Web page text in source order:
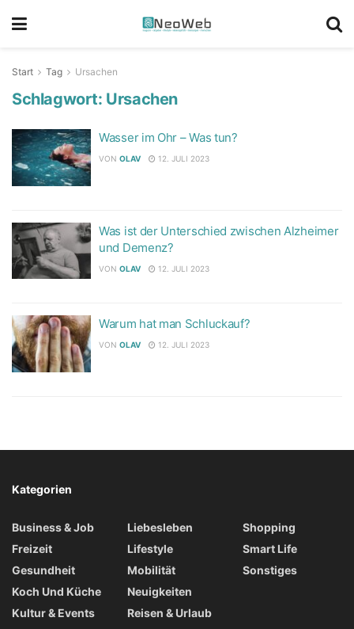
Start Tag Ursachen
Schlagwort: Ursachen
Wasser im Ohr – Was tun?
VON OLAV 12. JULI 2023
Was ist der Unterschied zwischen Alzheimer
und Demenz?
VON OLAV 12. JULI 2023
Warum hat man Schluckauf?
VON OLAV 12. JULI 2023
Kategorien
Business & Job
Freizeit
Gesundheit
Koch Und Küche
Kultur & Events
Liebesleben
Lifestyle
Mobilität
Neuigkeiten
Reisen & Urlaub
Shopping
Smart Life
Sonstiges